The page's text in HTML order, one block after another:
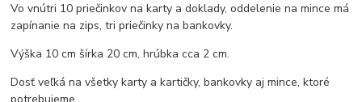
Vo vnútri 10 priečinkov na karty a doklady, oddelenie na mince má
zapínanie na zips, tri priečinky na bankovky.
Výška 10 cm šírka 20 cm, hrúbka cca 2 cm.
Dosť veľká na všetky karty a kartičky, bankovky aj mince, ktoré